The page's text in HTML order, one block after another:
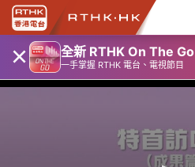
× 全新 RTHK On The Go
一手掌握 RTHK 電台、電視節目